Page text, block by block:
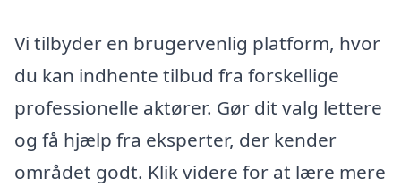
Vi tilbyder en brugervenlig platform, hvor
du kan indhente tilbud fra forskellige
professionelle aktører. Gør dit valg lettere
og få hjælp fra eksperter, der kender
området godt. Klik videre for at lære mere